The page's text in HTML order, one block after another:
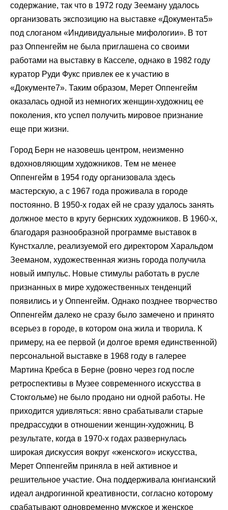
содержание, так что в 1972 году Зееману удалось
организовать экспозицию на выставке «Документа5»
под слоганом «Индивидуальные мифологии». В тот
раз Оппенгейм не была приглашена со своими
работами на выставку в Касселе, однако в 1982 году
куратор Руди Фукс привлек ее к участию в
«Документе7». Таким образом, Мерет Оппенгейм
оказалась одной из немногих женщин-художниц ее
поколения, кто успел получить мировое признание
еще при жизни.
Город Берн не назовешь центром, неизменно
вдохновляющим художников. Тем не менее
Оппенгейм в 1954 году организовала здесь
мастерскую, а с 1967 года проживала в городе
постоянно. В 1950-х годах ей не сразу удалось занять
должное место в кругу бернских художников. В 1960-х,
благодаря разнообразной программе выставок в
Кунстхалле, реализуемой его директором Харальдом
Зееманом, художественная жизнь города получила
новый импульс. Новые стимулы работать в русле
признанных в мире художественных тенденций
появились и у Оппенгейм. Однако позднее творчество
Оппенгейм далеко не сразу было замечено и принято
всерьез в городе, в котором она жила и творила. К
примеру, на ее первой (и долгое время единственной)
персональной выставке в 1968 году в галерее
Мартина Кребса в Берне (ровно через год после
ретроспективы в Музее современного искусства в
Стокгольме) не было продано ни одной работы. Не
приходится удивляться: явно срабатывали старые
предрассудки в отношении женщин-художниц. В
результате, когда в 1970-х годах развернулась
широкая дискуссия вокруг «женского» искусства,
Мерет Оппенгейм приняла в ней активное и
решительное участие. Она поддерживала юнгианский
идеал андрогинной креативности, согласно которому
срабатывают одновременно мужское и женское